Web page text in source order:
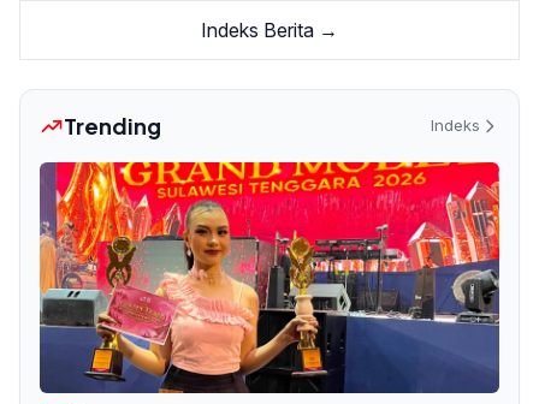
Indeks Berita →
Trending Indeks